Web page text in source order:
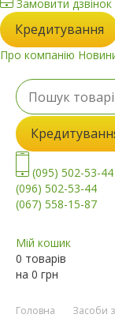
Замовити дзвінок
Кредитування
Про компанію
(095) 502-53-44
(096) 502-53-44
(067) 558-15-87
Мій кошик
0 товарів
на 0 грн
Головна Засоби